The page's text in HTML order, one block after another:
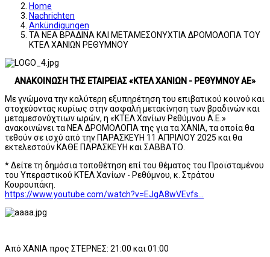
Home
Nachrichten
Ankündigungen
ΤΑ ΝΕΑ ΒΡΑΔΙΝΑ ΚΑΙ ΜΕΤΑΜΕΣΟΝΥΧΤΙΑ ΔΡΟΜΟΛΟΓΙΑ ΤΟΥ
ΚΤΕΛ ΧΑΝΙΩΝ ΡΕΘΥΜΝΟΥ
ΑΝΑΚΟΙΝΩΣΗ ΤΗΣ ΕΤΑΙΡΕΙΑΣ «ΚΤΕΛ ΧΑΝΙΩΝ - ΡΕΘΥΜΝΟΥ ΑΕ»
Με γνώμονα την καλύτερη εξυπηρέτηση του επιβατικού κοινού και
στοχεύοντας κυρίως στην ασφαλή μετακίνηση των βραδινών και
μεταμεσονύχτιων ωρών, η «ΚΤΕΛ Χανίων Ρεθύμνου Α.Ε.»
ανακοινώνει τα ΝΕΑ ΔΡΟΜΟΛΟΓΙΑ της για τα ΧΑΝΙΑ, τα οποία θα
τεθούν σε ισχύ από την ΠΑΡΑΣΚΕΥΗ 11 ΑΠΡΙΛΙΟΥ 2025 και θα
εκτελεστούν ΚΑΘΕ ΠΑΡΑΣΚΕΥΗ και ΣΑΒΒΑΤΟ.
* Δείτε τη δημόσια τοποθέτηση επί του θέματος του Προϊσταμένου
του Υπεραστικού ΚΤΕΛ Χανίων - Ρεθύμνου, κ. Στράτου
Κουρουπάκη.
https://www.youtube.com/watch?v=EJgA8wVEvfs...
Από ΧΑΝΙΑ προς ΣΤΕΡΝΕΣ: 21:00 και 01:00